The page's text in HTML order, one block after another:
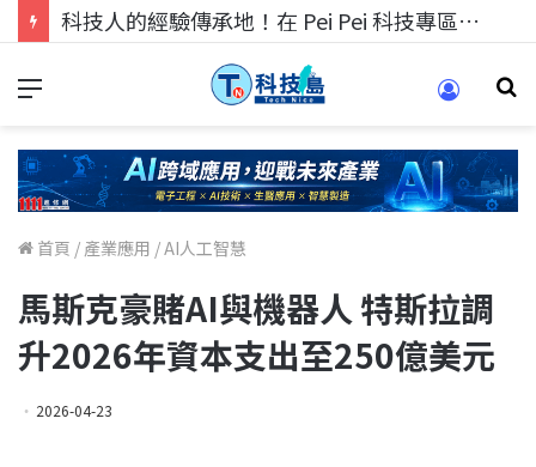
科技人的經驗傳承地！在 Pei Pei 科技專區，與學弟妹交流最硬核的技術
首頁 / 產業應用 /AI人工智慧
馬斯克豪賭AI與機器人 特斯拉調
升2026年資本支出至250億美元
2026-04-23